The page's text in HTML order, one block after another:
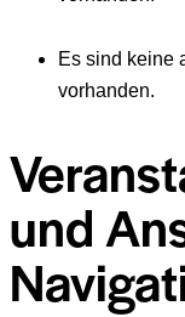
Es sind keine
vorhanden.
und